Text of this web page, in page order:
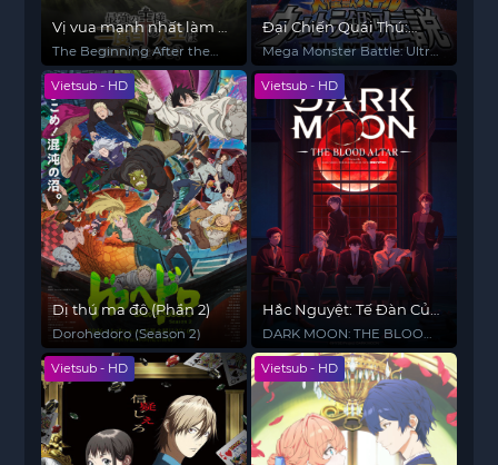
Vị vua mạnh nhất làm gì
ở kiếp thứ hai? (Phần 2)
The Beginning After the
End (Season 2)
Đại Chiến Quái Thú:
Thiên Hà Ultra
Mega Monster Battle: Ultra
Galaxy Legends The Movie
Vietsub - HD
Dị thú ma đô (Phần 2)
Dorohedoro (Season 2)
Vietsub - HD
Hắc Nguyệt: Tế Đàn Của
Trăng
DARK MOON: THE BLOOD
ALTAR
Vietsub - HD
Vietsub - HD